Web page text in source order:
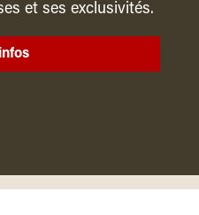
et ses exclusivités.